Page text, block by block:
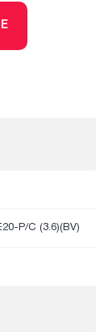
P/C (3.6)(BV)